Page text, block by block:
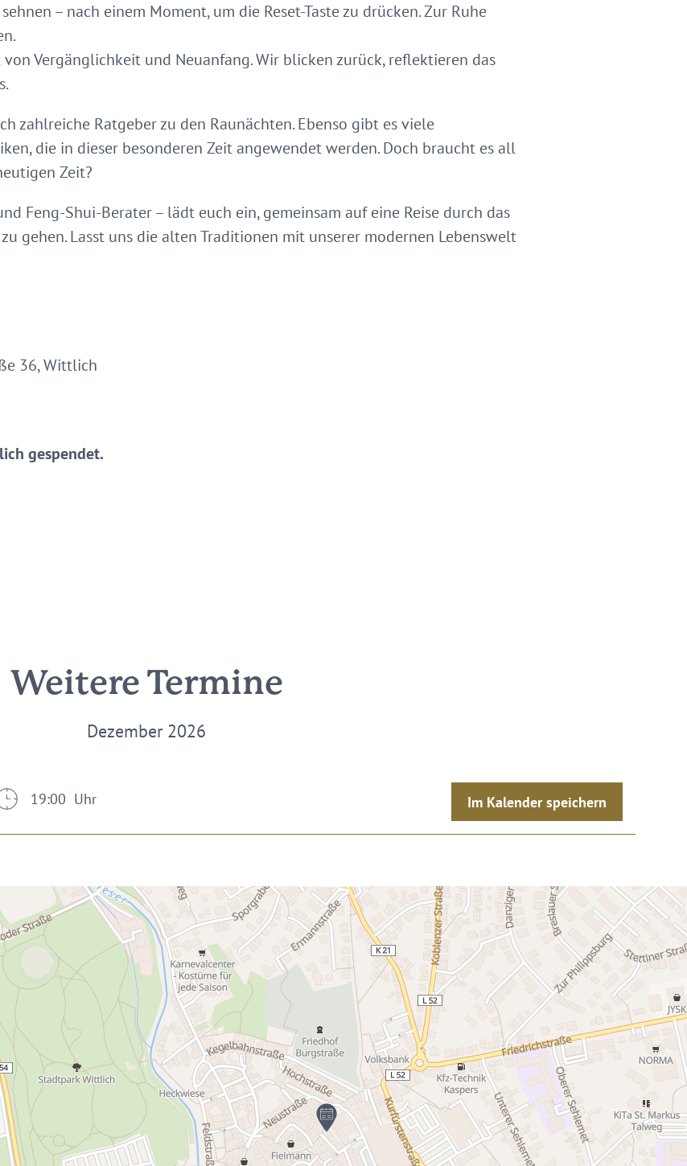
– nach einem Moment, um die Reset-Taste zu drücken. Zur Ruhe
Vergänglichkeit und Neuanfang. Wir blicken zurück, reflektieren das
zahlreiche Ratgeber zu den Raunächten. Ebenso gibt es viele
die in dieser besonderen Zeit angewendet werden. Doch braucht es all
Zeit?
Feng-Shui-Berater – lädt euch ein, gemeinsam auf eine Reise durch das
gehen. Lasst uns die alten Traditionen mit unserer modernen Lebenswelt
36, Wittlich
gespendet.
Weitere Termine
Dezember 2026
19:00 Uhr Im Kalender speichern